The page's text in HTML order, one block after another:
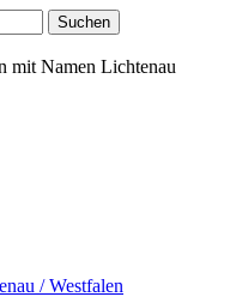
mit Namen Lichtenau
/ Westfalen